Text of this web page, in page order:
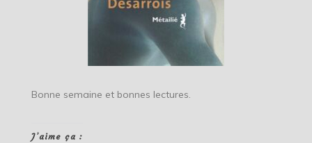
Bonne semaine et bonnes lectures.
J’aime ça :